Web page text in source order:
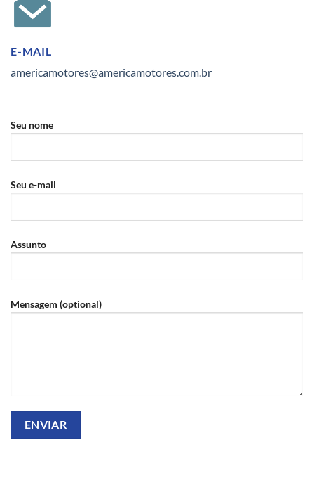
E-MAIL
americamotores@americamotores.com.br
Seu nome
Seu e-mail
Assunto
Mensagem (optional)